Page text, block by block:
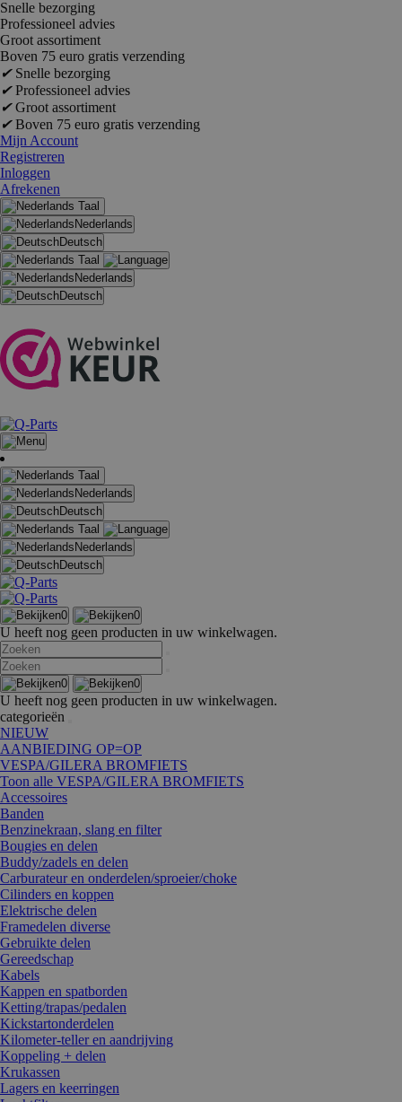
Snelle bezorging
Professioneel advies
Groot assortiment
Boven 75 euro gratis verzending
✔Snelle bezorging
✔Professioneel advies
✔Groot assortiment
✔Boven 75 euro gratis verzending
Mijn Account
Registreren
Inloggen
Afrekenen
Taal
Nederlands
Deutsch
Taal
Nederlands
Deutsch
Taal
Nederlands
Deutsch
Taal
Nederlands
Deutsch
0 0
U heeft nog geen producten in uw winkelwagen.
0 0
U heeft nog geen producten in uw winkelwagen.
categorieën
NIEUW
AANBIEDING OP=OP
VESPA/GILERA BROMFIETS
Toon alle VESPA/GILERA BROMFIETS
Accessoires
Banden
Benzinekraan, slang en filter
Bougies en delen
Buddy/zadels en delen
Carburateur en onderdelen/sproeier/choke
Cilinders en koppen
Elektrische delen
Framedelen diverse
Gebruikte delen
Gereedschap
Kabels
Kappen en spatborden
Ketting/trapas/pedalen
Kickstartonderdelen
Kilometer-teller en aandrijving
Koppeling + delen
Krukassen
Lagers en keerringen